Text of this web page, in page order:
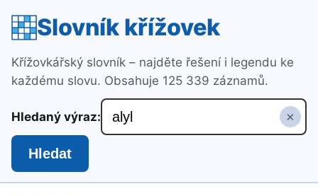
Slovník křížovek
Křížovkářský slovník – najděte řešení i legendu ke
každému slovu. Obsahuje 125 339 záznamů.
Hledaný výraz: ×
Hledat